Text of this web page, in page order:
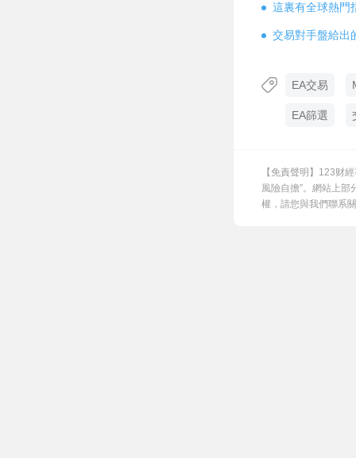
這裏有全球熱門
交易對手盤給出
EA交易
EA篩選
【免責聲明】123财
風險自擔”。網站上
權，請您與我們聯系